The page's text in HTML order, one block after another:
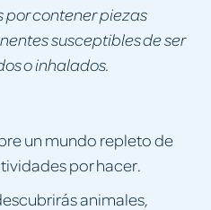
un mundo repleto de
por hacer.
animales,
por contener piezas
susceptibles de ser
o inhalados.